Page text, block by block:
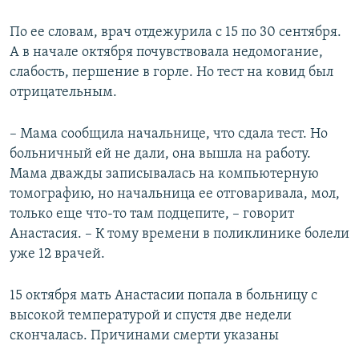
По ее словам, врач отдежурила с 15 по 30 сентября.
А в начале октября почувствовала недомогание,
слабость, першение в горле. Но тест на ковид был
отрицательным.
– Мама сообщила начальнице, что сдала тест. Но
больничный ей не дали, она вышла на работу.
Мама дважды записывалась на компьютерную
томографию, но начальница ее отговаривала, мол,
только еще что-то там подцепите, – говорит
Анастасия. – К тому времени в поликлинике болели
уже 12 врачей.
15 октября мать Анастасии попала в больницу с
высокой температурой и спустя две недели
скончалась. Причинами смерти указаны